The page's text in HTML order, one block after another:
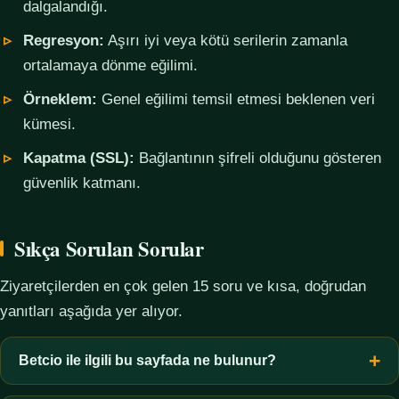
dalgalandığı.
Regresyon: Aşırı iyi veya kötü serilerin zamanla
ortalamaya dönme eğilimi.
Örneklem: Genel eğilimi temsil etmesi beklenen veri
kümesi.
Kapatma (SSL): Bağlantının şifreli olduğunu gösteren
güvenlik katmanı.
Sıkça Sorulan Sorular
Ziyaretçilerden en çok gelen 15 soru ve kısa, doğrudan
yanıtları aşağıda yer alıyor.
Betcio ile ilgili bu sayfada ne bulunur?
Bu sayfada yalnızca kavramsal bilgi, terim açıklamaları, veri